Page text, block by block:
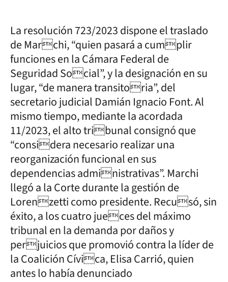
La resolución 723/2023 dispone el traslado
de Marchi, “quien pasará a cumplir
funciones en la Cámara Federal de
Seguridad Social”, y la designación en su
lugar, “de manera transitoria”, del
secretario judicial Damián Ignacio Font. Al
mismo tiempo, mediante la acordada
11/2023, el alto tribunal consignó que
“considera necesario realizar una
reorganización funcional en sus
dependencias administrativas”. Marchi
llegó a la Corte durante la gestión de
Lorenzetti como presidente. Recusó, sin
éxito, a los cuatro jueces del máximo
tribunal en la demanda por daños y
perjuicios que promovió contra la líder de
la Coalición Cívica, Elisa Carrió, quien
antes lo había denunciado